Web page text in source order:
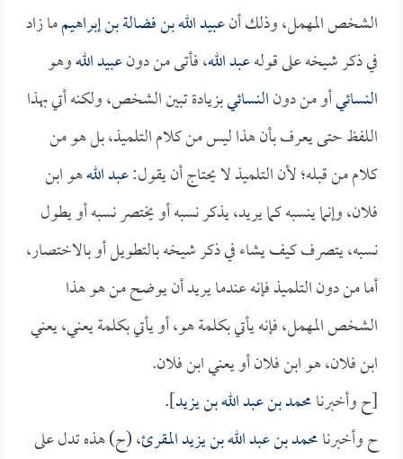
الشخص المهمل، وذلك أنعبيد الله بن فضالة بن إبراهيمما زاد
في ذكر شيخه على قولهعبد الله، فأتى من دونعبيد اللهوهو
النسائيأو من دونالنسائيبزيادة تبين الشخص، ولكنه أتي بهذا
اللفظ حتى يعرف بأن هذا ليس من كلام التلميذ، بل هو من
كلام من قبله؛ لأن التلميذ لا يحتاج أن يقول:عبد اللههو ابن
فلان، وإنما ينسبه كما يريد، يذكر نسبه أو يختصر نسبه أو يطول
نسبه، يتصرف كيف يشاء في ذكر شيخه بالتطويل أو بالاختصار،
أما من دون التلميذ فإنه عندما يريد أن يوضح من هو هذا
الشخص المهمل، فإنه يأتي بكلمة هو، أو يأتي بكلمة يعني، يعني
ابن فلان، هو ابن فلان أو يعني ابن فلان.
[ح وأخبرنامحمد بن عبد الله بن يزيد].
ح وأخبرنامحمد بن عبد الله بن يزيد المقرئ، (ح) هذه تدل على